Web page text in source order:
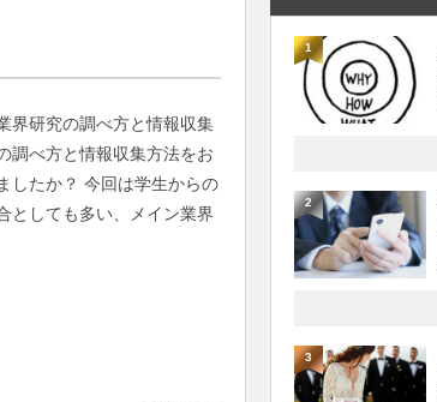
界研究の調べ方と情報収集
調べ方と情報収集方法をお
したか？ 今回は学生からの
としても多い、メイン業界
1
2
3